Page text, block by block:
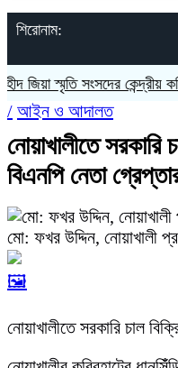
শিরোনাম:
স্মৃতি সংসদের কেন্দ্রীয়
/ আইন ও আদালত
নোয়াখালীতে সরকারি
বিএনপি নেতা
মো: ফখর উদ্দিন, নোয়াখালী
🖼️
নোয়াখালীতে সরকারি চাল